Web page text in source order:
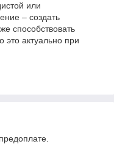
или
– создать
способствовать
это актуально при